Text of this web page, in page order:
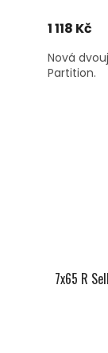
1 118 Kč
Nová
Partition.
7x65 R